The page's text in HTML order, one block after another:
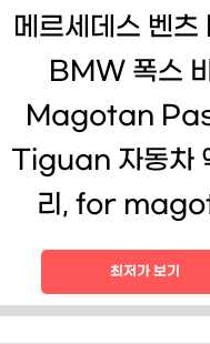
메르세데스 벤
BMW 폭스
Magotan
Tiguan 자동차
리, for
최저가 보기